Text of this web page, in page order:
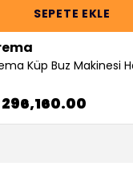
SEPETE EKLE